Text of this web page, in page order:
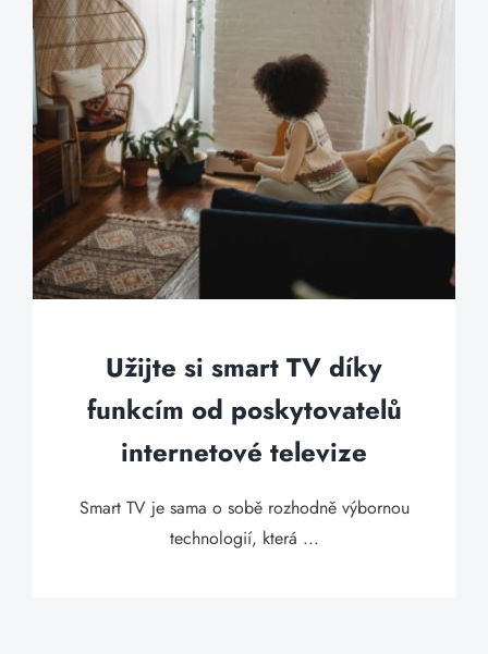
Užijte si smart TV díky
funkcím od poskytovatelů
internetové televize
Smart TV je sama o sobě rozhodně výbornou
technologií, která ...